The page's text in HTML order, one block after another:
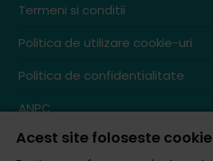
Termeni si conditii
Politica de utilizare cookie-uri
Politica de confidentialitate
ANPC
Contact
Acest site foloseste